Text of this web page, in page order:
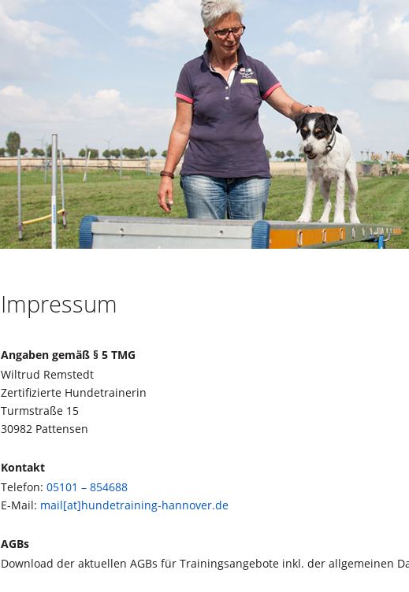
Impressum
Angaben gemäß § 5 TMG
Wiltrud Remstedt
Zertifizierte Hundetrainerin
Turmstraße 15
30982 Pattensen
Kontakt
Telefon:05101 – 854688
E-Mail: mail[at]hundetraining-hannover.de
AGBs
Download der aktuellen AGBs für Trainingsangebote inkl. der allgemeinen